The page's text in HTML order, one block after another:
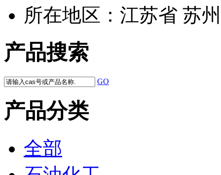
所在地区： 江苏省 苏州
产品搜索
GO
产品分类
全部